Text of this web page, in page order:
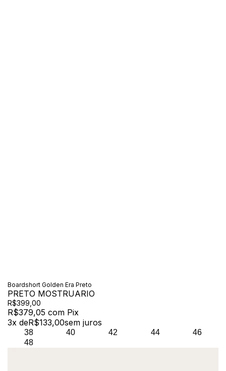
Boardshort Golden Era Preto
PRETO MOSTRUARIO
R$399,00
R$379,05 com Pix
3x deR$133,00sem juros
38 40 42 44
46
48